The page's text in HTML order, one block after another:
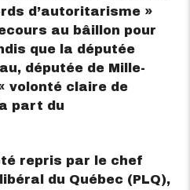
d’autoritarisme »
au bâillon pour
que la députée
députée de Mille-
volonté claire de
part du
repris par le chef
du Québec (PLQ),